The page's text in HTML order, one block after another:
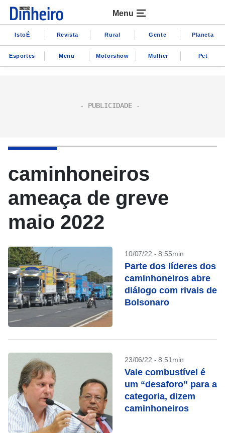
Menu
IstoÉ Revista Rural Gente Planeta
Esportes Menu Motorshow Mulher Pet
caminhoneiros
ameaça de greve
maio 2022
10/07/22 - 8:55min
Parte dos líderes dos
caminhoneiros abre
diálogo com rivais de
Bolsonaro
23/06/22 - 8:51min
Vale combustível é
um “desaforo” para a
categoria, dizem
caminhoneiros